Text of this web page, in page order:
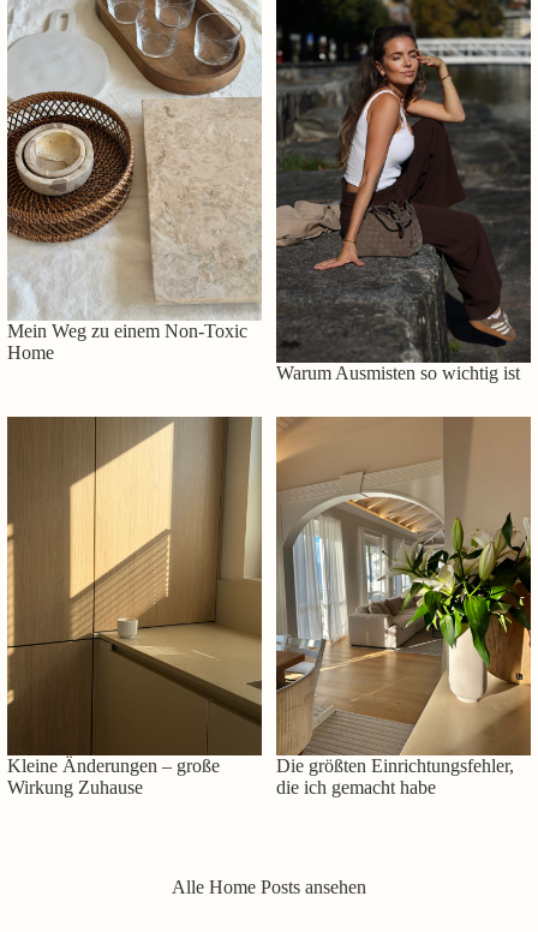
Mein Weg zu einem Non-Toxic
Home
Warum Ausmisten so wichtig ist
Kleine Änderungen – große
Wirkung Zuhause
Die größten Einrichtungsfehler,
die ich gemacht habe
Alle Home Posts ansehen